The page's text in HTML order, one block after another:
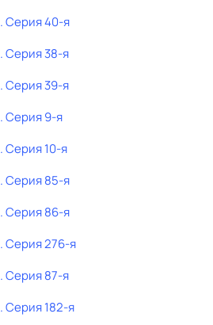
. Серия 40-я
. Серия 38-я
. Серия 39-я
. Серия 9-я
. Серия 10-я
. Серия 85-я
. Серия 86-я
. Серия 276-я
. Серия 87-я
. Серия 182-я